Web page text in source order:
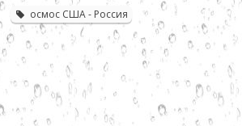
осмос США - Россия